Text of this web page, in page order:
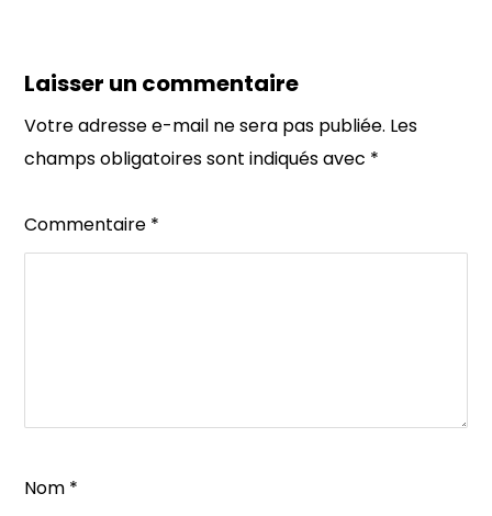
Laisser un commentaire
Votre adresse e-mail ne sera pas publiée. Les
champs obligatoires sont indiqués avec *
Commentaire *
Nom *